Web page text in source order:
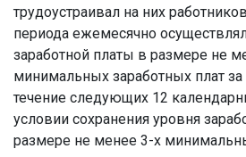
трудоустраивал на них
периода ежемесячно
заработной платы в размере не
минимальных заработных плат
течение следующих 12
условии сохранения уровня
размере не менее 3-х